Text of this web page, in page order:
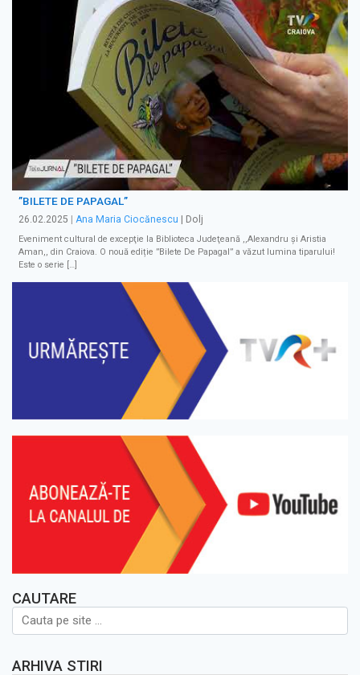
”BILETE DE PAPAGAL”
26.02.2025 Ana Maria Ciocănescu | Dolj
Eveniment cultural de excepţie la Biblioteca Judeţeană ,,Alexandru şi Aristia
Aman,, din Craiova. O nouă ediție ”Bilete De Papagal” a văzut lumina tiparului!
Este o serie […]
CAUTARE
ARHIVA STIRI